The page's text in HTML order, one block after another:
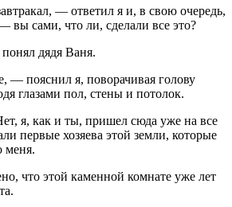
— ответил я и, в свою очередь,
сами, что ли, сделали все это?
дядя Ваня.
пояснил я, поворачивая голову
глазами пол, стены и потолок.
я, как и ты, пришел сюда уже на все
первые хозяева этой земли, которые
меня.
что этой каменной комнате уже лет